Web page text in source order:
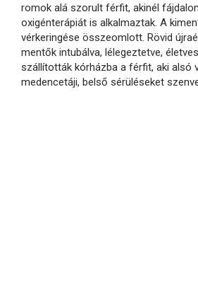
romok alá szorult férfit, akinél
oxigénterápiát is alkalmaztak. A
vérkeringése összeomlott. Rövid
mentők intubálva, lélegeztetve,
szállították kórházba a férfit, aki alsó
medencetáji, belső sérüléseket